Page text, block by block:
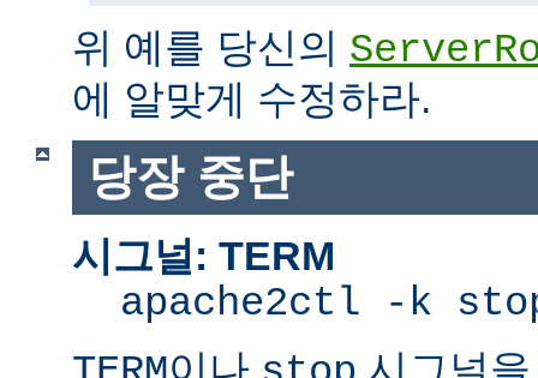
위 예를 당신의
에 알맞게 수정하라.
당장 중단
시그널: TERM
apache2ctl -k
이나
시그널